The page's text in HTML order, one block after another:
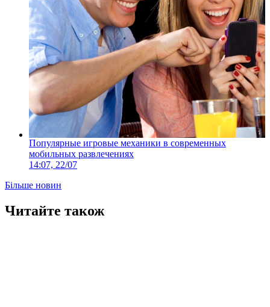
Популярные игровые механики в современных
мобильных развлечениях
14:07, 22/07
Більше новин
Читайте також